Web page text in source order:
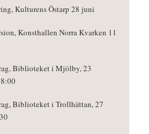
Kulturens Östarp 28 juni
Konsthallen Norra Kvarken 11
Biblioteket i Mjölby, 23
Biblioteket i Trollhättan, 27